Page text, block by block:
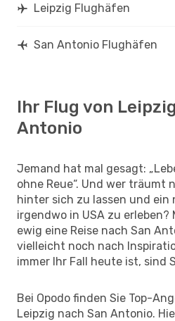
Leipzig Flughäfen
San Antonio Flughäfen
Ihr Flug von
Antonio
Jemand hat mal gesagt:
ohne Reue“. Und wer träumt
hinter sich zu lassen und ein
irgendwo in USA zu erleben?
ewig eine Reise nach San
vielleicht noch nach
immer Ihr Fall heute ist, sind
Bei Opodo finden Sie Top-
Leipzig nach San Antonio.